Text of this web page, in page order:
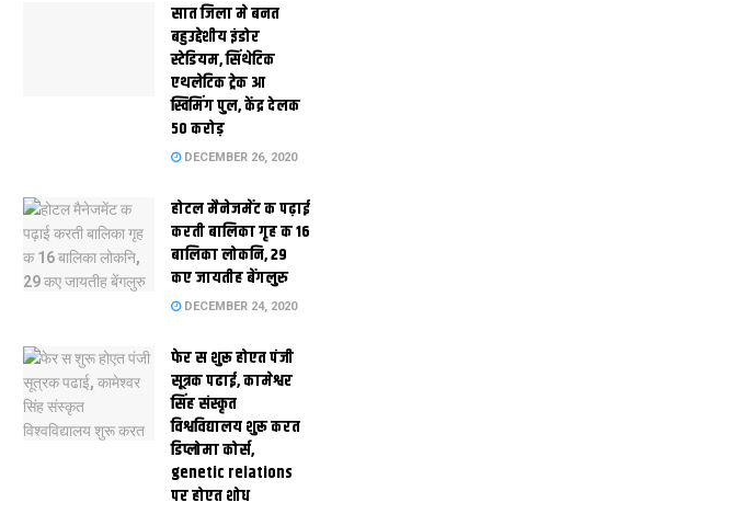
सात जिला मे बनत
बहुउद्देशीय इंडोर
स्‍टेडि‍यम, सिंथेटिक
एथलेटिक ट्रेक आ
स्विमिंग पुल, केंद्र देलक
50 करोड़
DECEMBER 26, 2020
होटल मैनेजमेंट क पढ़ाई
करती बालिका गृह क 16
बालिका लोकनि, 29
कए जायतीह बेंगलुरु
DECEMBER 24, 2020
फेर स शुरू होएत पंजी
सूत्रक पढाई, कामेश्वर
सिंह संस्कृत
विश्वविद्यालय शुरू करत
डिप्लोमा कोर्स,
genetic relations
पर होएत शोध